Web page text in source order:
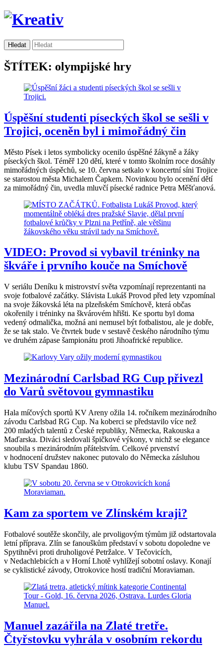
ŠTÍTEK: olympijské hry
Úspěšní studenti píseckých škol se sešli v
Trojici, oceněn byl i mimořádný čin
Město Písek i letos symbolicky ocenilo úspěšné žákyně a žáky
píseckých škol. Téměř 120 dětí, které v tomto školním roce dosáhly
mimořádných úspěchů, se 10. června setkalo v koncertní síni Trojice
se starostou města Michalem Čapkem. Novinkou bylo ocenění dětí
za mimořádný čin, uvedla mluvčí písecké radnice Petra Měšťanová.
VIDEO: Provod si vybavil tréninky na
škváře i prvního kouče na Smíchově
V seriálu Deníku k mistrovství světa vzpomínají reprezentanti na
svoje fotbalové začátky. Slávista Lukáš Provod před lety vzpomínal
na svoje žákovská léta na plzeňském Smíchově, která občas
okořenily i tréninky na škvárovém hřišti. Ke sportu byl doma
vedený odmalička, možná ani nemusel být fotbalistou, ale je dobře,
že se tak stalo. Ve čtvrtek bude v sestavě českého národního týmu
ve druhém zápase šampionátu proti Jihoafrické republice.
Mezinárodní Carlsbad RG Cup přivezl
do Varů světovou gymnastiku
Hala míčových sportů KV Areny ožila 14. ročníkem mezinárodního
závodu Carlsbad RG Cup. Na koberci se představilo více než
200 mladých talentů z České republiky, Německa, Rakouska a
Maďarska. Diváci sledovali špičkové výkony, v nichž se elegance
snoubila s mezinárodním přátelstvím. Celkové prvenství
v hodnocení družstev nakonec putovalo do Německa zásluhou
klubu TSV Spandau 1860.
Kam za sportem ve Zlínském kraji?
Fotbalové soutěže skončily, ale prvoligovým týmům již odstartovala
letní příprava. Zlín se fanouškům představí v sobotu dopoledne ve
Spytihněvi proti druholigové Petržalce. V Tečovicích,
v Nedachlebicích a v Horní Lhotě vyhlížejí sobotní oslavy. Konají
se cyklistické závody, Otrokovice hostí tradiční Moraviaman.
Manuel zazářila na Zlaté tretře.
Čtyřstovku vyhrála v osobním rekordu